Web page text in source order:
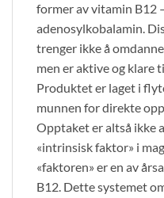
former av vitamin B12
adenosylkobalamin.
trenger ikke å
men er aktive og klare
Produktet er laget i
munnen for direkte
Opptaket er altså ikke
«intrinsisk faktor» i
«faktoren» er en av
B12. Dette systemet